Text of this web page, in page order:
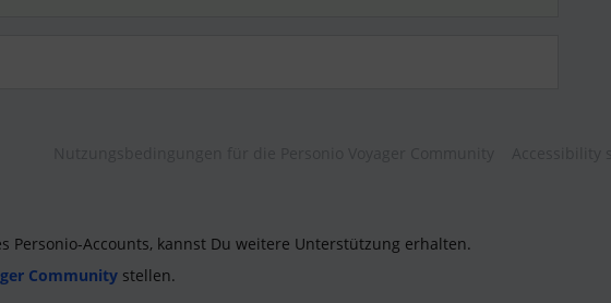
Personio-Accounts, kannst Du weitere Unterstützung erhalten.
Community stellen.